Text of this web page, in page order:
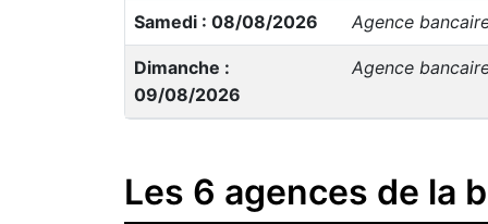
Samedi : 08/08/2026 Agence
Dimanche :
09/08/2026
Agence
Les 6 agences de la